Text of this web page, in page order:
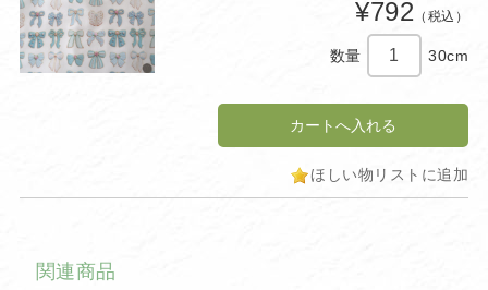
¥792 （税込）
数量 30cm
ほしい物リストに追加
関連商品